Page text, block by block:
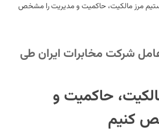
مرز مالکیت، حاکمیت و مدیریت را مشخص
شرکت مخابرات ایران طی
حاکمیت و
کنیم